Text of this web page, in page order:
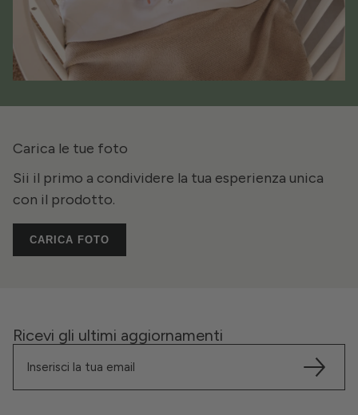
Carica le tue foto
Sii il primo a condividere la tua esperienza unica
con il prodotto.
CARICA FOTO
Ricevi gli ultimi aggiornamenti